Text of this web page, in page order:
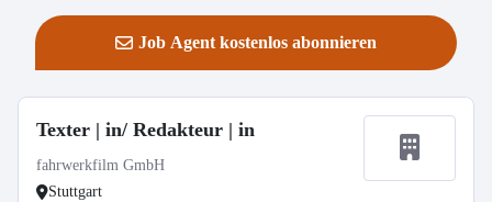
Job Agent kostenlos abonnieren
Texter | in/ Redakteur | in
fahrwerkfilm GmbH
Stuttgart